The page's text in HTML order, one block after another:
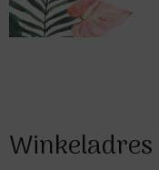
Winkeladres